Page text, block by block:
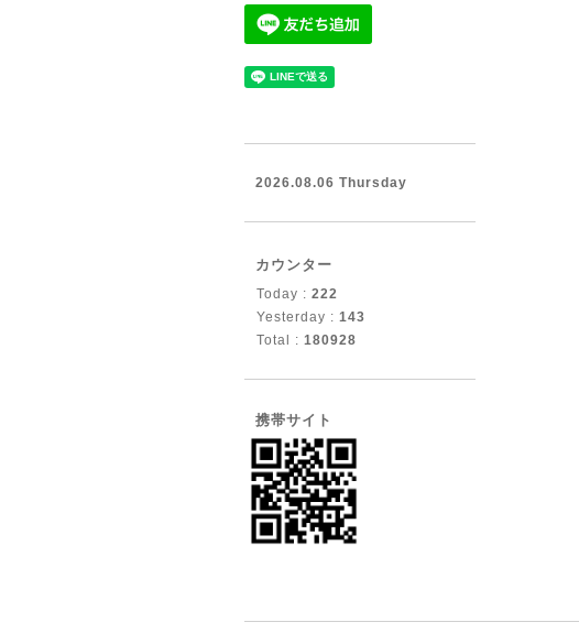
2026.08.06 Thursday
カウンター
Today : 222
Yesterday : 143
Total : 180928
携帯サイト